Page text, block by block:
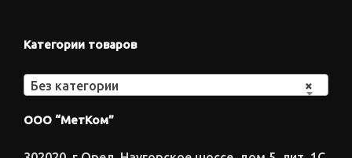
Категории товаров
×
Без категории
ООО “МетКом”